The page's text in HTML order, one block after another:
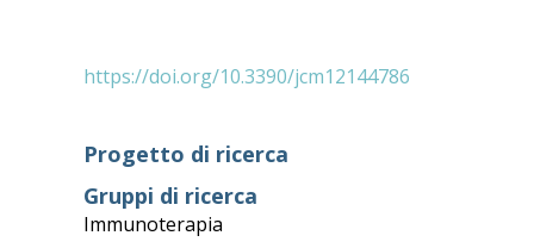
https://doi.org/10.3390/jcm12144786
Progetto di ricerca
Gruppi di ricerca
Immunoterapia